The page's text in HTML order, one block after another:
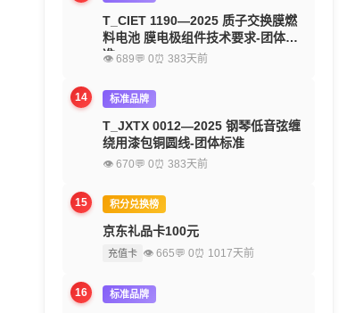
T_CIET 1190—2025 质子交换膜燃
料电池 膜电极组件技术要求-团体标
准
👁 689💬 0⏰ 383天前
14 标准品牌
T_JXTX 0012—2025 钢琴低音弦缠
绕用漆包铜圆线-团体标准
👁 670💬 0⏰ 383天前
15 积分兑换榜
京东礼品卡100元
充值卡 👁 665💬 0⏰ 1017天前
16 标准品牌